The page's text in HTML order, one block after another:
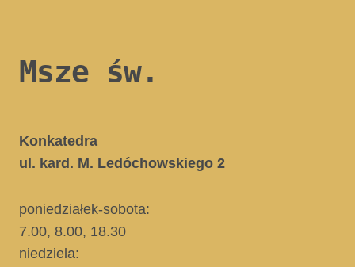
Msze św.
Konkatedra
ul. kard. M. Ledóchowskiego 2
poniedziałek-sobota:
7.00, 8.00, 18.30
niedziela: